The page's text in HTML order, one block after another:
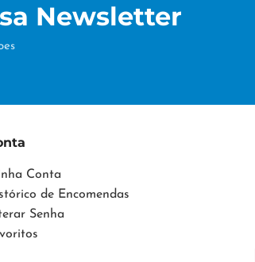
Newsletter
Conta
de Encomendas
Senha